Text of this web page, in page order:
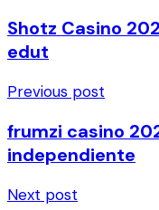
Shotz Casino
edut
Previous post
frumzi casino
independiente
Next post